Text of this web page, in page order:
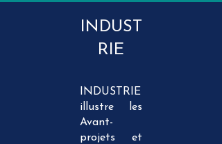
INDUST
RIE
INDUSTRIE
illustre les
Avant-
projets et